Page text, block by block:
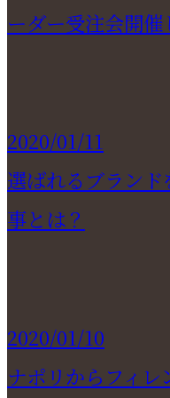
ーダー受注会開催
2020/01/11
選ばれるブラン
事とは？
2020/01/10
ナポリからフィレ